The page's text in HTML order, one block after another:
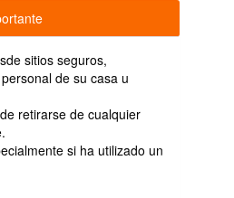
sitios seguros,
de su casa u
retirarse de cualquier
si ha utilizado un